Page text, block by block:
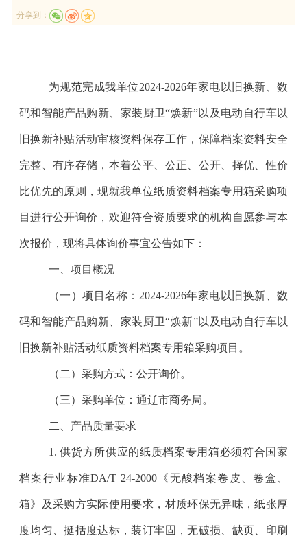
分享到：
为规范完成我单位2024-2026年家电以旧换新、数
码和智能产品购新、家装厨卫“焕新”以及电动自行车以
旧换新补贴活动审核资料保存工作，保障档案资料安全
完整、有序存储，本着公平、公正、公开、择优、性价
比优先的原则，现就我单位纸质资料档案专用箱采购项
目进行公开询价，欢迎符合资质要求的机构自愿参与本
次报价，现将具体询价事宜公告如下：
一、项目概况
（一）项目名称： 2024-2026年家电以旧换新、数
码和智能产品购新、家装厨卫“焕新”以及电动自行车以
旧换新补贴活动纸质资料档案专用箱采购项目。
（二）采购方式：公开询价。
（三）采购单位：通辽市商务局。
二、产品质量要求
1.供货方所供应的纸质档案专用箱必须符合国家
档案行业标准DA/T 24-2000《无酸档案卷皮、卷盒、
箱》及采购方实际使用要求，材质环保无异味，纸张厚
度均匀、挺括度达标，装订牢固，无破损、缺页、印刷